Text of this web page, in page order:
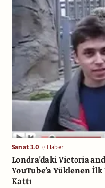
Sanat 3.0 Haber
Londra’daki Victoria
YouTube’a Yüklenen
Kattı